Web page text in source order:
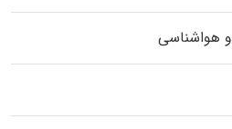
هواشناسی